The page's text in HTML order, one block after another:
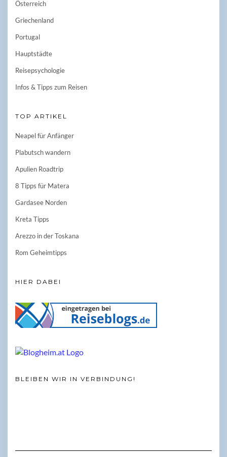
Österreich
Griechenland
Portugal
Hauptstädte
Reisepsychologie
Infos & Tipps zum Reisen
TOP ARTIKEL
Neapel für Anfänger
Plabutsch wandern
Apulien Roadtrip
8 Tipps für Matera
Gardasee Norden
Kreta Tipps
Arezzo in der Toskana
Rom Geheimtipps
HIER DABEI
BLEIBEN WIR IN VERBINDUNG!